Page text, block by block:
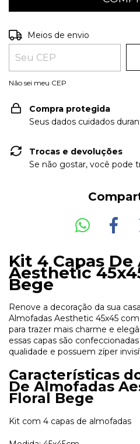
Entregas para o CEP:
Meios de envio
Não sei meu CEP
Compra protegida
Seus dados cuidados
Trocas e devoluções
Se não gostar, você pode
Kit 4 Capas
Aesthetic
Bege
Renove a decoração da sua
Almofadas Aesthetic 45x45
para trazer mais charme e
essas capas são
qualidade e possuem zíper
Características
De Almofadas
Floral Bege
Kit com 4 capas de almofadas